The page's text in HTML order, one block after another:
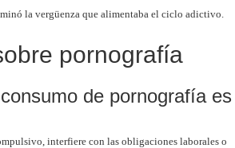
la vergüenza que alimentaba el ciclo adictivo.
pornografía
de pornografía es
interfiere con las obligaciones laborales o